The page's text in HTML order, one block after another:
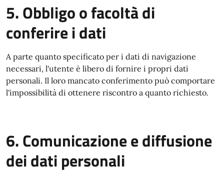
5. Obbligo o facoltà di
conferire i dati
A parte quanto specificato per i dati di navigazione
necessari, l'utente è libero di fornire i propri dati
personali. Il loro mancato conferimento può comportare
l'impossibilità di ottenere riscontro a quanto richiesto.
6. Comunicazione e diffusione
dei dati personali